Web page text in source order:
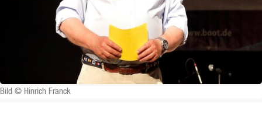
Bild © Hinrich Franck